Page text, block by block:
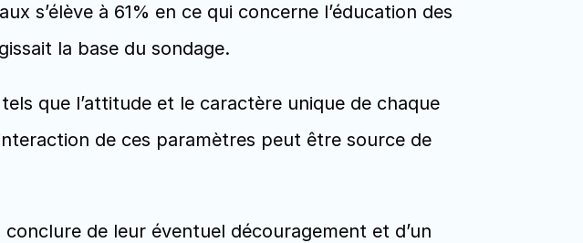
s’élève à 61% en ce qui concerne l’éducation des
la base du sondage.
que l’attitude et le caractère unique de chaque
de ces paramètres peut être source de
de leur éventuel découragement et d’un